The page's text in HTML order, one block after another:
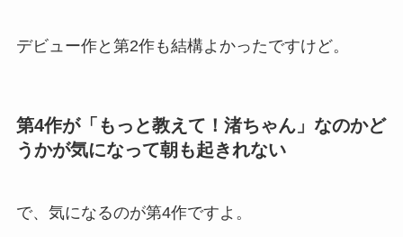
デビュー作と第2作も結構よかったですけど。
第4作が「もっと教えて！渚ちゃん」なのかど
うかが気になって朝も起きれない
で、気になるのが第4作ですよ。